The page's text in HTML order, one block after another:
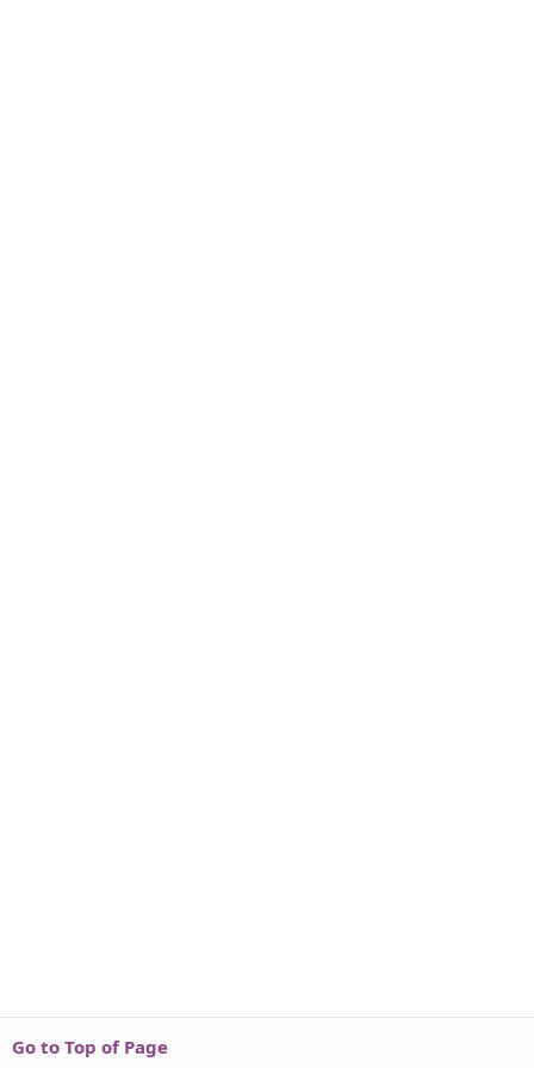
Go to Top of Page